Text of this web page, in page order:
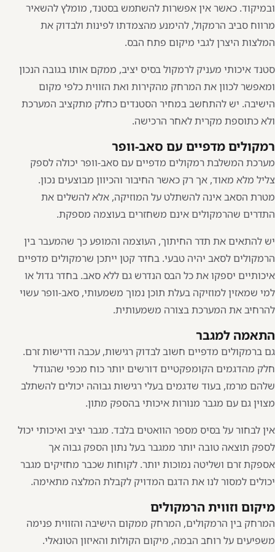
ובמיקוד. כאשר אין אפשרות להשתמש בסטנד, מומלץ להשאיר
מרווח סביב הרמקול, להימנע מהצמדתו לפינות ולבדוק את
המלצות היצרן לגבי מיקום פתח הבס.
סטנד איכותי מעניק לרמקול בסיס יציב, ממקם אותו בגובה הנכון
ומאפשר לכוון את המרחק מהקירות ואת הזווית כלפי מקום
הישיבה. יש להתחשב במחיר הסטנדים כחלק מתקציב המערכת
ולא כתוספת מקרית לאחר הרכישה.
רמקולים מדפיים עם סאב-וופר
מערכת המשלבת רמקולים מדפיים עם סאב-וופר יכולה לספק
צליל מלא מאוד, אך רק כאשר החיבור והכיוון מבוצעים נכון.
מטרת הסאב אינה להשתלט על המוזיקה, אלא להשלים את
התדרים שהרמקולים אינם משחזרים בעוצמה מספקת.
יש להתאים את תדר החיתוך, העוצמה והמופע כך שהמעבר בין
הרמקולים לסאב יהיה טבעי. בחדר קטן ייתכן שרמקולים מדפיים
איכותיים יספקו את כל הבס הנדרש גם ללא סאב. בחדר גדול או
למי שמאזין למוזיקה בעלת תוכן נמוך משמעותי, סאב-וופר עשוי
להרחיב את המערכת בצורה משמעותית.
התאמה למגבר
גם ברמקולים מדפיים חשוב לבדוק רגישות, עכבה ודרישות זרם.
חלק מהדגמים הקומפקטיים דורשים יותר כוח מכפי שהגודל
שלהם מרמז, בעוד שדגמים בעלי רגישות גבוהה יכולים להשתלב
מצוין גם עם מגבר מנורות איכותי בהספק מתון.
אין לבחור על בסיס מספר הוואטים בלבד. מגבר יציב ואיכותי יכול
לספק תוצאה טובה יותר ממגבר בעל נתון הספק גבוה אך
אספקת זרם ושליטה נמוכות יותר. לקוחות שכבר מחזיקים מגבר
יכולים למסור לנו את הדגם המדויק לקבלת המלצה מתאימה.
מיקום וזווית הרמקולים
המרחק בין הרמקולים, המרחק ממקום הישיבה והזווית פנימה
משפיעים על רוחב הבמה, מיקום הקולות והאיזון הטונאלי.